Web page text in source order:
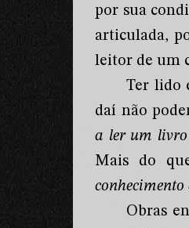
por sua
articulada,
leitor de um
Ter lido
daí não
a ler um livro
Mais do
Obras